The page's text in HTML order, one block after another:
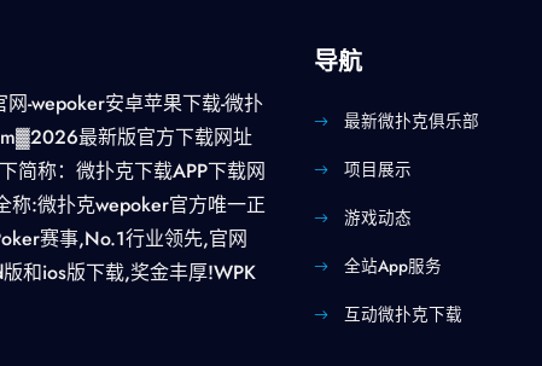
-wepoker安卓苹果下载-微扑
最新版官方下载网址
简称：微扑克下载APP下载网
称:微扑克wepoker官方唯一正
赛事,No.1行业领先,官网
和ios版下载,奖金丰厚!WPK
导航
最新微扑克俱乐部
项目展示
游戏动态
全站app服务
互动微扑克下载